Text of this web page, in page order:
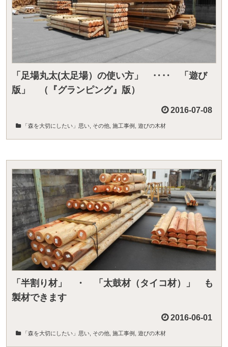
「足場丸太(太足場）の使い方」 ‥‥ 「遊び
版」 （『グランピング』版）
2016-07-08
「森を大切にしたい」思い その他 施工事例 遊びの木材
「半割り材」 ・ 「太鼓材（タイコ材）」 も
製材できます
2016-06-01
「森を大切にしたい」思い その他 施工事例 遊びの木材